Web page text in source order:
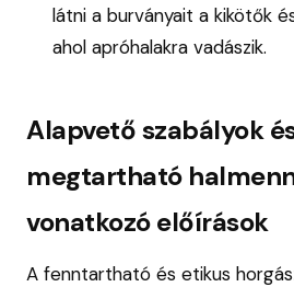
látni a burványait a kikötők
ahol apróhalakra vadászik.
Alapvető szabályok
megtartható
vonatkozó előírások
A fenntartható és etikus